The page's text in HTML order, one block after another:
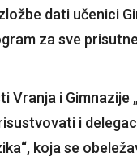
dati učenici
za sve
Vranja i Gimnazije
i
koja se